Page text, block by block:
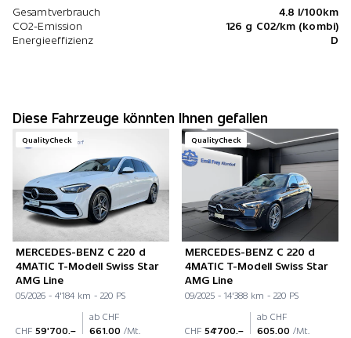
Gesamtverbrauch
4.8 l/100km
CO2-Emission
126 g C02/km (kombi)
Energieeffizienz
D
Diese Fahrzeuge könnten Ihnen gefallen
QualityCheck
MERCEDES-BENZ C 220 d
4MATIC T-Modell Swiss Star
AMG Line
05/2026 - 4'184 km - 220 PS
CHF 59'700.–
ab CHF
661.00 /Mt.
QualityCheck
MERCEDES-BENZ C 220 d
4MATIC T-Modell Swiss Star
AMG Line
09/2025 - 14'388 km - 220 PS
CHF 54'700.–
ab CHF
605.00 /Mt.